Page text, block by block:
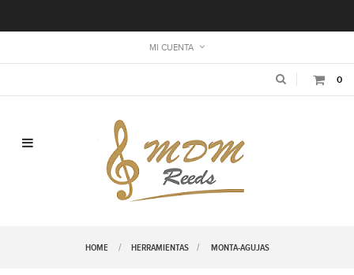
MI CUENTA
0
Navegación de palanca
HOME HERRAMIENTAS MONTA-AGUJAS